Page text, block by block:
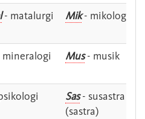
- matalurgi Mik- mikologi
Mus- musik
Sas- susastra -
(sastra)